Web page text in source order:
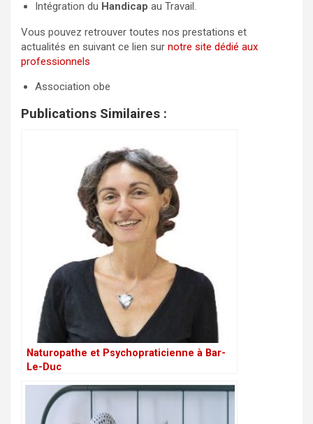
Intégration du Handicap au Travail.
Vous pouvez retrouver toutes nos prestations et
actualités en suivant ce lien sur notre site dédié aux
professionnels
Association obe
Publications Similaires :
Naturopathe et Psychopraticienne à Bar-
Le-Duc